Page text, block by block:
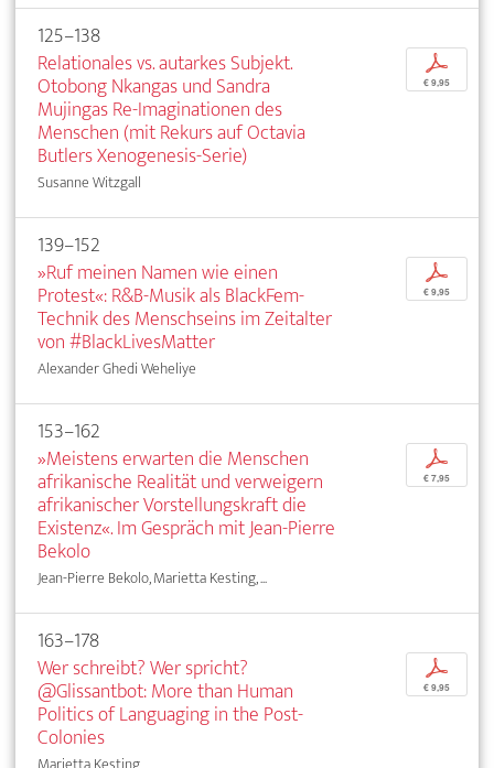
125–138
Relationales vs. autarkes Subjekt.
Otobong Nkangas und Sandra
Mujingas Re-Imaginationen des
Menschen (mit Rekurs auf Octavia
Butlers Xenogenesis-Serie)
Susanne Witzgall
p
€ 9,95
139–152
»Ruf meinen Namen wie einen
Protest«: R&B-Musik als BlackFem-
Technik des Menschseins im Zeitalter
von #BlackLivesMatter
Alexander Ghedi Weheliye
p
€ 9,95
153–162
»Meistens erwarten die Menschen
afrikanische Realität und verweigern
afrikanischer Vorstellungskraft die
Existenz«. Im Gespräch mit Jean-Pierre
Bekolo
Jean-Pierre Bekolo, Marietta Kesting, ...
p
€ 7,95
163–178
Wer schreibt? Wer spricht?
@Glissantbot: More than Human
Politics of Languaging in the Post-
Colonies
p
€ 9,95